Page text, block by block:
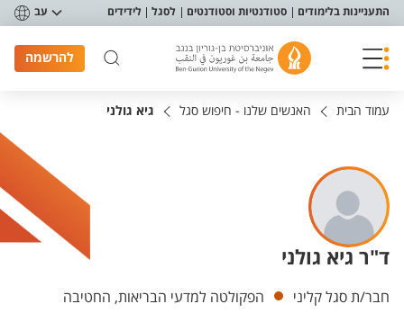
תפריט נגישות
התעניינות בלימודים סטודנטיות וסטודנטים לסגל לידידים עב
להרשמה
עמוד הבית האנשים שלנו - חיפוש סגל גיא גולני
ד"ר גיא גולני
יחידות
חבר/ת סגל קליני
הפקולטה למדעי הבריאות, החטיבה